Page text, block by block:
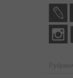
Рубрики